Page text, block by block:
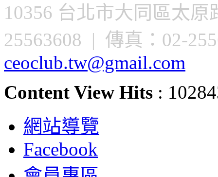
10356 台北市大同區太
25563608 | 傳真：02-
ceoclub.tw@gmail.com
Content View Hits :
網站導覽
Facebook